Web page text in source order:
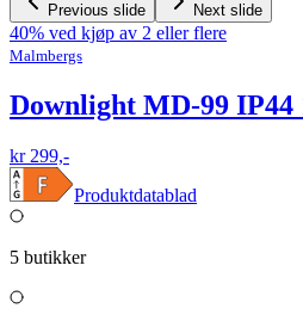
Previous slide Next slide
40% ved kjøp av 2 eller flere
Malmbergs
Downlight MD-99 IP44
kr 299,-
Produktdatablad
5 butikker